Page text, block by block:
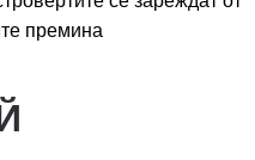
премина